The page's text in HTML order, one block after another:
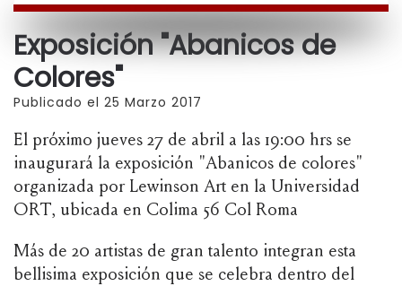
Exposición "Abanicos de
Colores"
Publicado el 25 Marzo 2017
El próximo jueves 27 de abril a las 19:00 hrs se
inaugurará la exposición "Abanicos de colores"
organizada por Lewinson Art en la Universidad
ORT, ubicada en Colima 56 Col Roma
Más de 20 artistas de gran talento integran esta
bellisima exposición que se celebra dentro del